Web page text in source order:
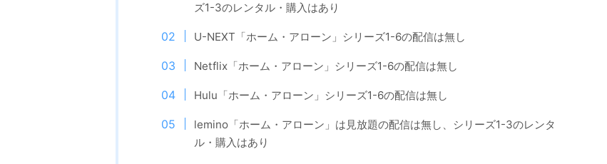
ズ1-3のレンタル・購入はあり
U-NEXT「ホーム・アローン」シリーズ1-6の配信は無し
Netflix「ホーム・アローン」シリーズ1-6の配信は無し
Hulu「ホーム・アローン」シリーズ1-6の配信は無し
lemino「ホーム・アローン」は見放題の配信は無し、シリーズ1-3のレンタ
ル・購入はあり